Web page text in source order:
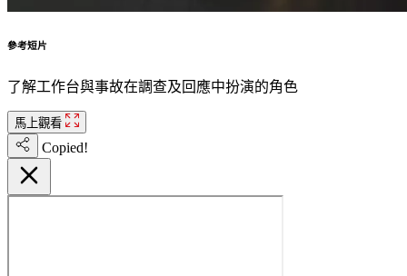
參考短片
了解工作台與事故在調查及回應中扮演的角色
馬上觀看
Copied!